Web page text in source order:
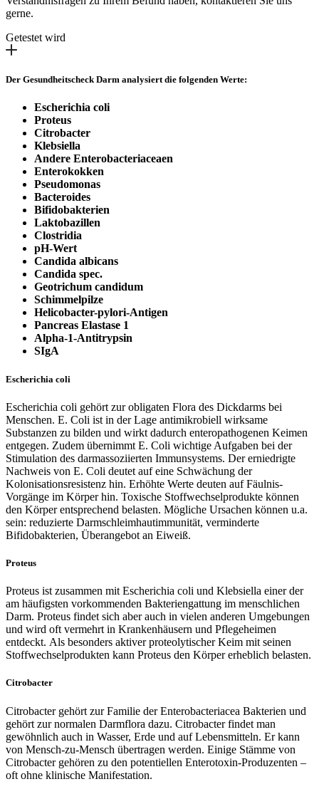
gerne.
Getestet wird
Der Gesundheitscheck Darm analysiert die folgenden Werte:
Escherichia coli
Proteus
Citrobacter
Klebsiella
Andere Enterobacteriaceaen
Enterokokken
Pseudomonas
Bacteroides
Bifidobakterien
Laktobazillen
Clostridia
pH-Wert
Candida albicans
Candida spec.
Geotrichum candidum
Schimmelpilze
Helicobacter-pylori-Antigen
Pancreas Elastase 1
Alpha-1-Antitrypsin
SIgA
Escherichia coli
Escherichia coli gehört zur obligaten Flora des Dickdarms bei
Menschen. E. Coli ist in der Lage antimikrobiell wirksame
Substanzen zu bilden und wirkt dadurch enteropathogenen Keimen
entgegen. Zudem übernimmt E. Coli wichtige Aufgaben bei der
Stimulation des darmassoziierten Immunsystems. Der erniedrigte
Nachweis von E. Coli deutet auf eine Schwächung der
Kolonisationsresistenz hin. Erhöhte Werte deuten auf Fäulnis-
Vorgänge im Körper hin. Toxische Stoffwechselprodukte können
den Körper entsprechend belasten. Mögliche Ursachen können u.a.
sein: reduzierte Darmschleimhautimmunität, verminderte
Bifidobakterien, Überangebot an Eiweiß.
Proteus
Proteus ist zusammen mit Escherichia coli und Klebsiella einer der
am häufigsten vorkommenden Bakteriengattung im menschlichen
Darm. Proteus findet sich aber auch in vielen anderen Umgebungen
und wird oft vermehrt in Krankenhäusern und Pflegeheimen
entdeckt. Als besonders aktiver proteolytischer Keim mit seinen
Stoffwechselprodukten kann Proteus den Körper erheblich belasten.
Citrobacter
Citrobacter gehört zur Familie der Enterobacteriacea Bakterien und
gehört zur normalen Darmflora dazu. Citrobacter findet man
gewöhnlich auch in Wasser, Erde und auf Lebensmitteln. Er kann
von Mensch-zu-Mensch übertragen werden. Einige Stämme von
Citrobacter gehören zu den potentiellen Enterotoxin-Produzenten –
oft ohne klinische Manifestation.